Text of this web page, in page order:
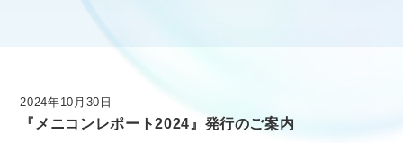
ニュース
2024年10月30日
『メニコンレポート2024』発行のご案内